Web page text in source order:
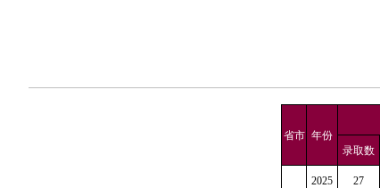
省市 年份
录取数
2025 27